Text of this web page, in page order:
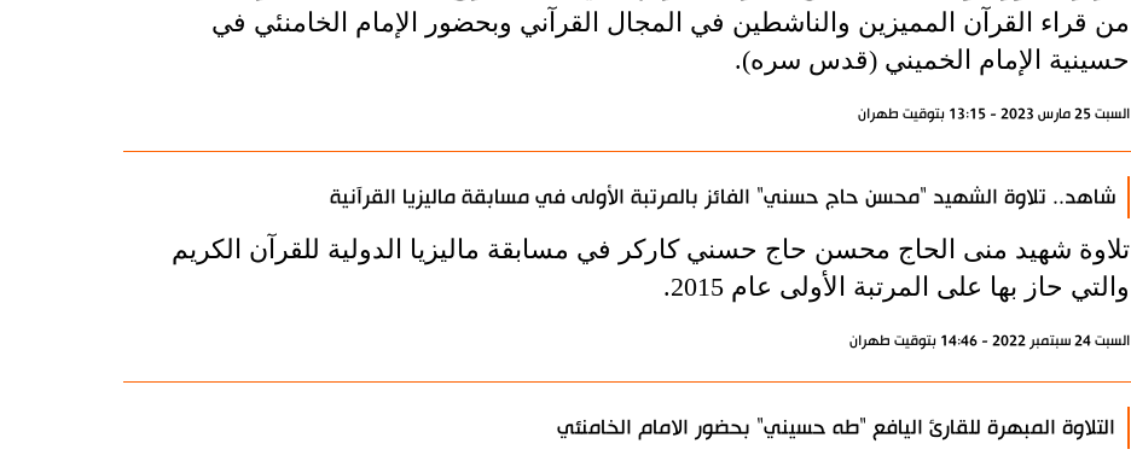
من قراء القرآن المميزين والناشطين في المجال القرآني وبحضور الإمام الخامنئي في
حسينية الإمام الخميني (قدس سره).
السبت 25 مارس 2023 - 13:15 بتوقيت طهران
شاهد.. تلاوة الشهيد "محسن حاج حسني" الفائز بالمرتبة الأولى في مسابقة ماليزيا القرآنية
تلاوة شهيد منى الحاج محسن حاج حسني كاركر في مسابقة ماليزيا الدولية للقرآن الكريم
والتي حاز بها على المرتبة الأولى عام 2015.
السبت 24 سبتمبر 2022 - 14:46 بتوقيت طهران
التلاوة المبهرة للقارئ اليافع "طه حسيني" بحضور الامام الخامنئي